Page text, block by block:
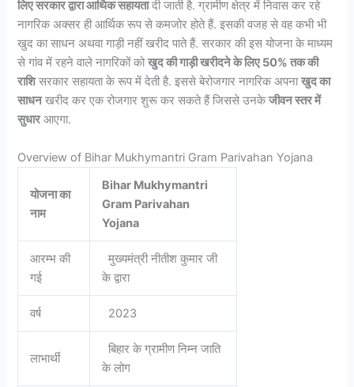
लिए सरकार द्वारा आर्थिक सहायतादी जाती है. ग्रामीण क्षेत्र में निवास कर रहे
नागरिक अक्सर ही आर्थिक रूप से कमजोर होते हैं. इसकी वजह से वह कभी भी
खुद का साधन अथवा गाड़ी नहीं खरीद पाते हैं. सरकार की इस योजना के माध्यम
से गांव में रहने वाले नागरिकों कोखुद की गाड़ी खरीदने के लिए 50% तक की
राशिसरकार सहायता के रूप में देती है. इससे बेरोजगार नागरिक अपनाखुद का
साधनखरीद कर एक रोजगार शुरू कर सकते हैं जिससे उनकेजीवन स्तर में
सुधारआएगा.
Overview of Bihar Mukhymantri Gram Parivahan Yojana
योजना का
नाम
Bihar Mukhymantri
Gram Parivahan
Yojana
आरम्भ की
गई
मुख्यमंत्री नीतीश कुमार जी
के द्वारा
वर्ष 2023
लाभार्थी
बिहार के ग्रामीण निम्न जाति
के लोग